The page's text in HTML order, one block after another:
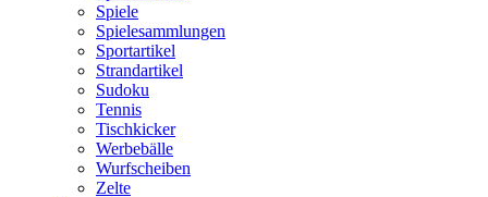
Spiele
Spielesammlungen
Sportartikel
Strandartikel
Sudoku
Tennis
Tischkicker
Werbebälle
Wurfscheiben
Zelte